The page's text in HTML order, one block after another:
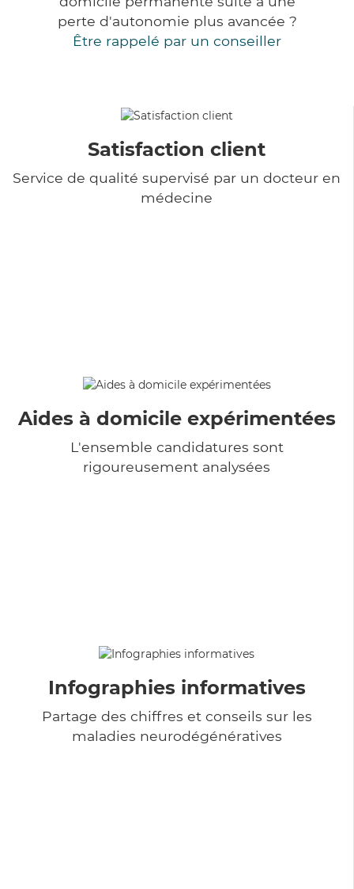
perte d'autonomie plus avancée ?
Être rappelé par un conseiller
Satisfaction client
Service de qualité supervisé par un docteur en
médecine
Aides à domicile expérimentées
L'ensemble candidatures sont
rigoureusement analysées
Infographies informatives
Partage des chiffres et conseils sur les
maladies neurodégénératives